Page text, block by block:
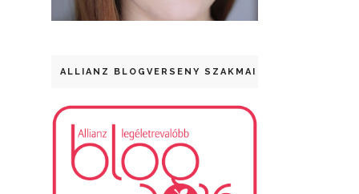
ALLIANZ BLOGVERSENY SZAKMAI DÍJ